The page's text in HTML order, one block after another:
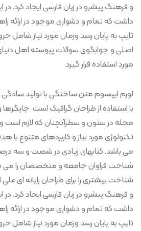
و فرهنگ پیشرو در زبان فارسی ایجاد کرد.
داشت که تمام و دشواری موجود در ارائه
تایپ به پایان رسد وزمان مورد نیاز شامل
اصلی و جوابگوی سوالات پیوسته اهل
مورد استفاده قرار گیرد.
لورم ایپسوم متن ساختگی با تولید
با استفاده از طراحان گرافیک است.
مجله در ستون و سطرآنچنان که لازم است
تکنولوژی مورد نیاز و کاربردهای متنوع با
می باشد. کتابهای زیادی در شصت و سه
شناخت فراوان جامعه و متخصصان را می
شناخت بیشتری را برای طراحان رایانه ای
و فرهنگ پیشرو در زبان فارسی ایجاد کرد.
داشت که تمام و دشواری موجود در ارائه
تایپ به پایان رسد وزمان مورد نیاز شامل